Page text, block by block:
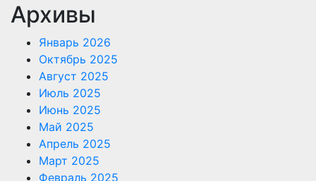
Архивы
Январь 2026
Октябрь 2025
Август 2025
Июль 2025
Июнь 2025
Май 2025
Апрель 2025
Март 2025
Февраль 2025